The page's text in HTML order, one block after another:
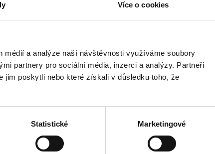
Více o cookies
a analýze naší návštěvnosti využíváme soubory
partnery pro sociální média, inzerci a analýzy. Partneři
jim poskytli nebo které získali v důsledku toho, že
Statistické Marketingové
materiálů nebo postupů zatěžujících
nebo ve stavebnictví. V developmentu se
které splňují požadavky na energetickou
k udržitelnosti. Zpřísňovat se má i regulace
iniciují dotační programy na podporu
a jak velký zájem odhadujete, že v